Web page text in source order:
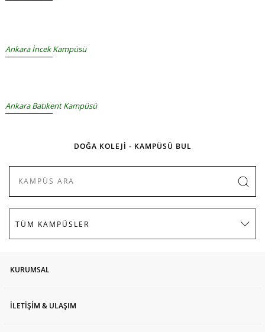
Ankara İncek Kampüsü
Ankara Batıkent Kampüsü
DOĞA KOLEJİ - KAMPÜSÜ BUL
KURUMSAL
İLETİŞİM & ULAŞIM